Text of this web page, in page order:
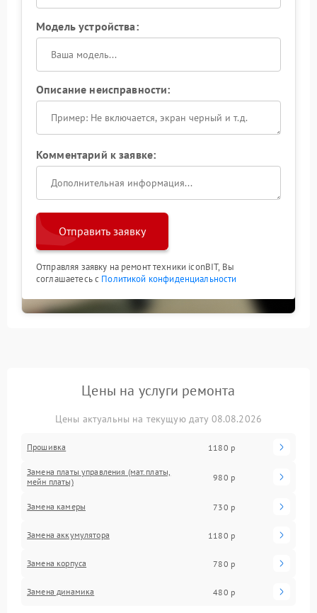
Модель устройства:
Описание неисправности:
Комментарий к заявке:
Отправить заявку
Отправляя заявку на ремонт техники iconBIT, Вы
соглашаетесь с Политикой конфиденциальности
Цены на услуги ремонта
Цены актуальны на текущую дату 08.08.2026
Прошивка 1180 р
Замена платы управления (мат.платы,
мейн платы)
980 р
Замена камеры 730 р
Замена аккумулятора 1180 р
Замена корпуса 780 р
Замена динамика 480 р